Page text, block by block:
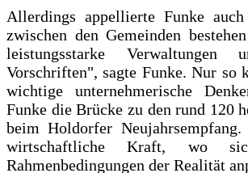
Allerdings appellierte Funke
zwischen den Gemeinden
leistungsstarke
Vorschriften", sagte Funke. Nur so
wichtige unternehmerische
Funke die Brücke zu den rund 120
beim Holdorfer
wirtschaftliche Kraft, wo
Rahmenbedingungen der Realität